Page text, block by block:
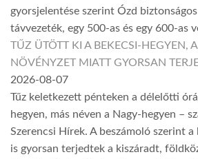
gyorsjelentése szerint Ózd
távvezeték, egy 500-as és egy 600-as
TŰZ ÜTÖTT KI A BEKECSI-HEGYEN,
NÖVÉNYZET MIATT GYORSAN
2026-08-07
Tűz keletkezett pénteken a délelőtti
hegyen, más néven a Nagy-hegyen –
Szerencsi Hírek. A beszámoló szerint
is gyorsan terjedtek a kiszáradt,